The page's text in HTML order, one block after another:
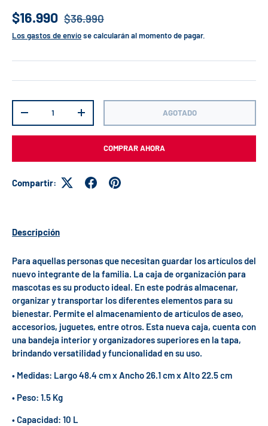
$16.990 $36.990
Los gastos de envíose calcularán al momento de pagar.
-
+ AGOTADO
COMPRAR AHORA
Compartir:
Descripción
Para aquellas personas que necesitan guardar los artículos del
nuevo integrante de la familia. La caja de organización para
mascotas es su producto ideal. En este podrás almacenar,
organizar y transportar los diferentes elementos para su
bienestar. Permite el almacenamiento de artículos de aseo,
accesorios, juguetes, entre otros. Esta nueva caja, cuenta con
una bandeja interior y organizadores superiores en la tapa,
brindando versatilidad y funcionalidad en su uso.
• Medidas: Largo 48.4 cm x Ancho 26.1 cm x Alto 22.5 cm
• Peso: 1.5 Kg
• Capacidad: 10 L